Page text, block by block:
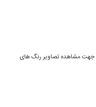
جهت مشاهده تصاویر رنگ های